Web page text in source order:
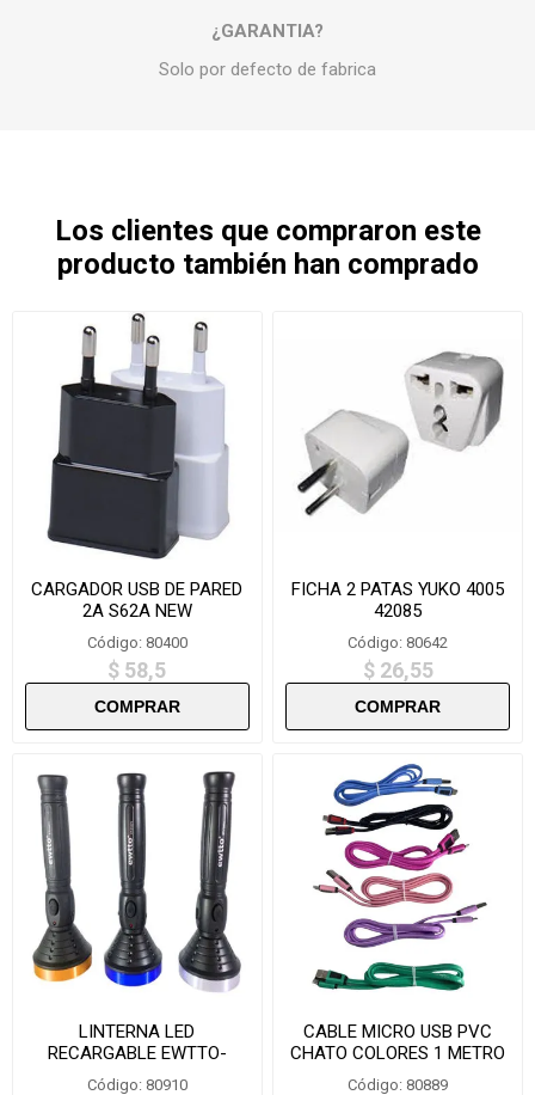
¿GARANTIA?
Solo por defecto de fabrica
Los clientes que compraron este
producto también han comprado
CARGADOR USB DE PARED
2A S62A NEW
Código: 80400
$ 58,5
FICHA 2 PATAS YUKO 4005
42085
Código: 80642
$ 26,55
LINTERNA LED
RECARGABLE EWTTO-
F5973
Código: 80910
CABLE MICRO USB PVC
CHATO COLORES 1 METRO
SUELTO-XWBCH5
Código: 80889